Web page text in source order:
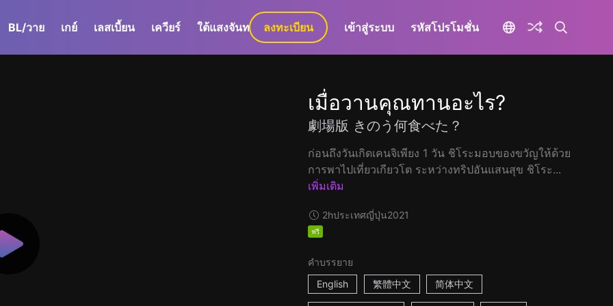
BL/วาย เกย์ เลสเบี้ยน เควียร์ ใต้แสงจันทร์ GaLa+
ลงทะเบียน เข้าสู่ระบบ รหัสโปรโมชั่น
เมื่อวานคุณทานอะไร?
劇場版 きのう何食べた？
ก่อนถึงวันเกิดเคนจิเพียง 1 วัน ชิโระมอบของขวัญให้ด้วย
การพาไปเที่ยวเกียวโต ระหว่างทริปอันแสนสุข ชิโระ...
เพิ่มเติม
2hประเทศญี่ปุ่น2021
ฟรี
คำบรรยาย
English
繁體中文 简体中文